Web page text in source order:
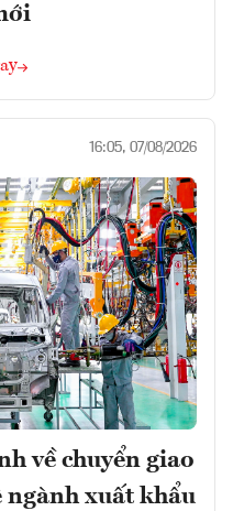
16:05, 07/08/2026
về chuyển giao
ngành xuất khẩu